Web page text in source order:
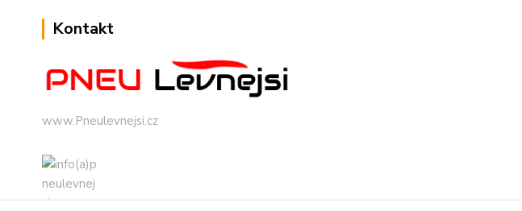
Kontakt
www.Pneulevnejsi.cz